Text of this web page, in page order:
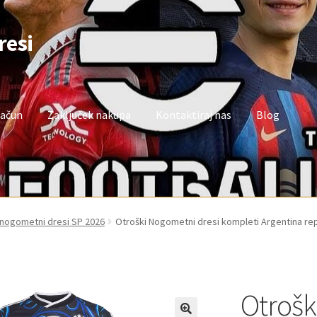
Zaključek nakupa Kontaktiraj nas Blog
račun Trgovina Zaključek nakupa
dresi SP 2026 Otroški Nogometni dresi kompleti Argentina